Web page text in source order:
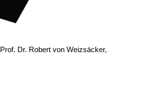
Dr. Robert von Weizsäcker,